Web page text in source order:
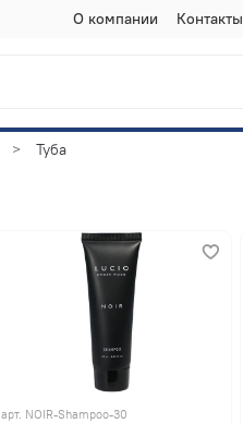
О компании Контакты
Туба
арт. NOIR-Shampoo-30